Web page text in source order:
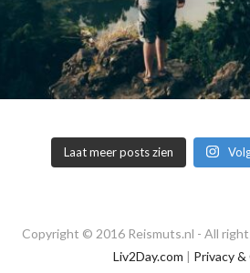
Laat meer posts zien
Copyright © 2016 Reismuts.nl - All
Liv2Day.com | Privacy &